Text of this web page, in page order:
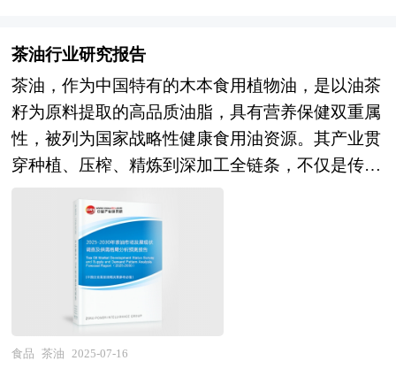
格分析、用户分析、替代品和互补品分析、行业主
导驱动因素、行业渠道分析、行业赢利能力、行业
成长性、行业偿债能力、行业营运能力、香肠行业
重点企业分析、子行业分析、区域市场分析、行业
风险分析、行业发展前景预测及相关的经营、投资
建议等。报告研究框架全面、严谨，分析内容客
观、公正、系统，真实准确地反映了我国香肠行业
的市场发展现状和未来发展趋势。 本研究咨询报
告由中研普华咨询公司领衔撰写，在大量周密的市
场调研基础上，主要依据了国家统计局、国家商务
部、国家发改委、国家经济信息中心、国务院发展
研究中心、全国商业信息中心、中国经济景气监测
茶油行业研究报告
茶油，作为中国特有的木本食用植物油，是以油茶
籽为原料提取的高品质油脂，具有营养保健双重属
性，被列为国家战略性健康食用油资源。其产业贯
穿种植、压榨、精炼到深加工全链条，不仅是传统
油安全"和"乡村振兴"战略的关键产业之一。本报
告立足于中国国情，以推动产业高质量发展为核心
目标，系统剖析行业脉络。 当前，中国茶油行业
正处于转型升级关键期。在政策端，中央及地方政
府持续强化油茶种植补贴与品牌建设扶持，推动种
植面积稳步扩张；而在市场端，行业仍面临原料标
食品 茶油 2025-07-16